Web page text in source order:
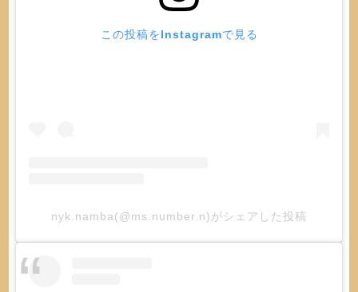
この投稿をInstagramで見る
nyk.namba(@ms.number.n)がシェアした投稿